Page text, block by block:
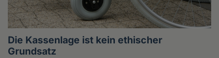
Die Kassenlage ist kein ethischer
Grundsatz